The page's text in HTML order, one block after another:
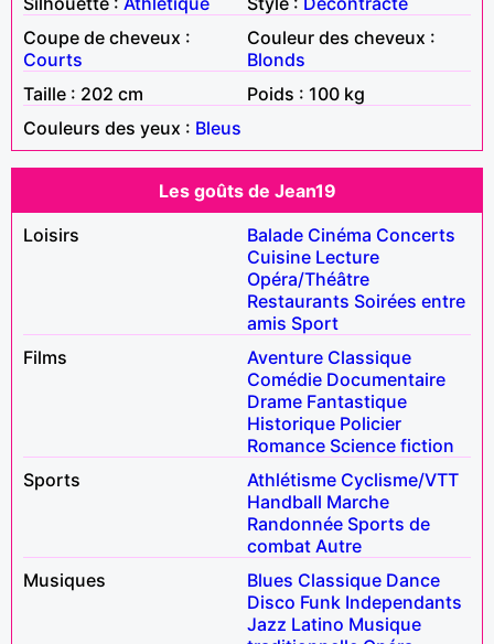
Coupe de cheveux :
Courts
Couleur des cheveux :
Blonds
Taille : 202 cm
Poids : 100 kg
Couleurs des yeux : Bleus
Les goûts de Jean19
Loisirs
Balade Cinéma Concerts
Cuisine Lecture
Opéra/Théâtre
Restaurants Soirées entre
amis Sport
Films
Aventure Classique
Comédie Documentaire
Drame Fantastique
Historique Policier
Romance Science fiction
Sports
Athlétisme Cyclisme/VTT
Handball Marche
Randonnée Sports de
combat Autre
Musiques
Blues Classique Dance
Disco Funk Independants
Jazz Latino Musique